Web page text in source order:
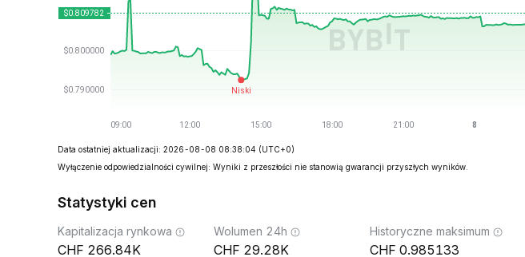
Data ostatniej aktualizacji: 2026-08-08 08:38:04 (UTC+0)
Wyłączenie odpowiedzialności cywilnej: Wyniki z przeszłości nie stanowią gwarancji przyszłych wyników.
Statystyki cen
Kapitalizacja rynkowa
266.84K
Wolumen 24h
29.28K
Historyczne maksimum
0.985133